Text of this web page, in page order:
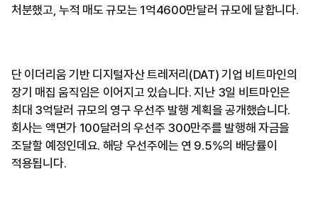
처분했고, 누적 매도 규모는 1억4600만달러 규모에 달합니다.
단 이더리움 기반 디지털자산 트레저리(DAT) 기업 비트마인의
장기 매집 움직임은 이어지고 있습니다. 지난 3일 비트마인은
최대 3억달러 규모의 영구 우선주 발행 계획을 공개했습니다.
회사는 액면가 100달러의 우선주 300만주를 발행해 자금을
조달할 예정인데요. 해당 우선주에는 연 9.5%의 배당률이
적용됩니다.